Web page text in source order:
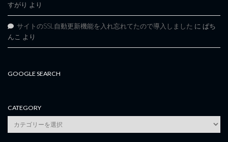
すがり より
サイトのSSL自動更新機能を入れ忘れてたので導入しました に ぱち
んこ より
GOOGLE SEARCH
CATEGORY
category